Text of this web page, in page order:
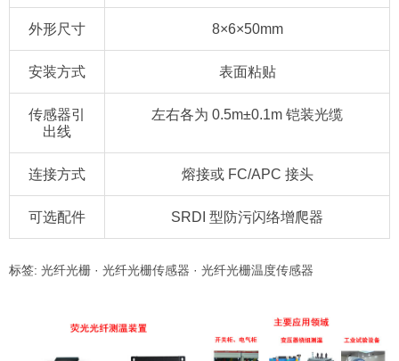
外形尺寸 8×6×50mm
安装方式 表面粘贴
传感器引
出线
左右各为 0.5m±0.1m 铠装光缆
连接方式 熔接或 FC/APC 接头
可选配件 SRDI 型防污闪络增爬器
标签: 光纤光栅 · 光纤光栅传感器 · 光纤光栅温度传感器